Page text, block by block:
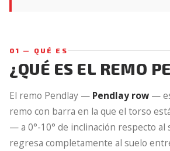
01 — QUÉ ES
¿QUÉ ES EL REMO
El remo Pendlay — Pendlay row —
remo con barra en la que el torso
— a 0°-10° de inclinación respecto
regresa completamente al suelo